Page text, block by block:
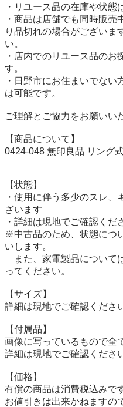
・リユース品の在庫や状態
・商品は店舗でも同時販売
り品切れの場合がございま
い。
・店内でのリユース品のお
す。
・日野市にお住まいでない
は可能です。
ご理解とご協力をお願いい
【商品について】
0424-048 無印良品 リング
【状態】
・使用に伴う多少のスレ
ざいます
・詳細は現地でご確認くだ
※中古品のため、状態につ
いします。
また、家電製品について
ってください。
【サイズ】
詳細は現地でご確認くださ
【付属品】
画像に写っているもので全
詳細は現地でご確認くださ
【価格】
有償の商品は消費税込みで
お値引きは出来かねますの